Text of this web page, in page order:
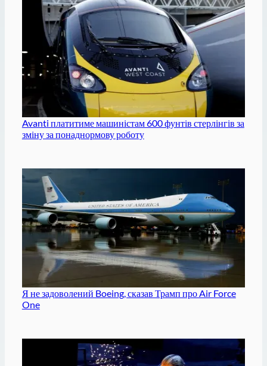
Avanti платитиме машиністам 600 фунтів стерлінгів за
зміну за понаднормову роботу
Я не задоволений Boeing, сказав Трамп про Air Force
One